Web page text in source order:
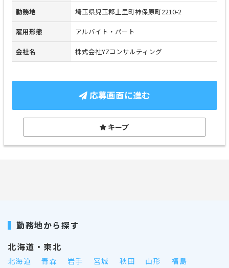
勤務地 埼玉県児玉郡上里町神保原町2210-2
雇用形態 アルバイト・パート
会社名 株式会社YZコンサルティング
応募画面に進む
キープ
勤務地から探す
北海道・東北
北海道 青森 岩手 宮城 秋田 山形 福島